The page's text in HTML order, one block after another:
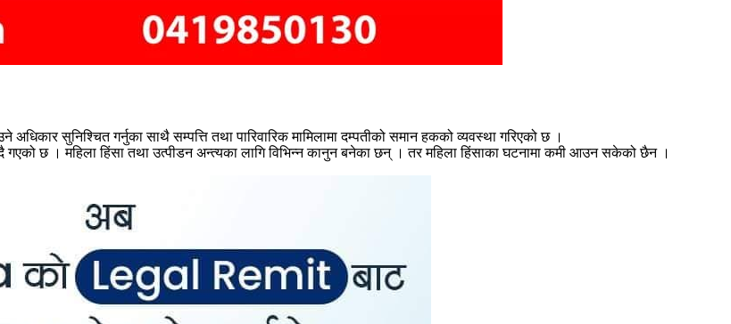
सुनिश्चित गर्नुका साथै सम्पत्ति तथा पारिवारिक मामिलामा दम्पतीको समान हकको व्यवस्था गरिएको छ ।
गएको छ । महिला हिंसा तथा उत्पीडन अन्त्यका लागि विभिन्न कानुन बनेका छन् । तर महिला हिंसाका घटनामा कमी आउन सकेको छैन ।